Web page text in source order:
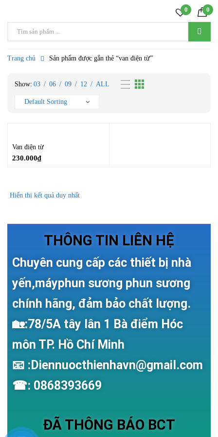
0 0
Trang chủ Sản phẩm được gắn thẻ “van điện từ”
Show: 03 / 06 / 09 / 12 / ALL
Van điện từ
230.000₫
Hiển thị kết quả duy nhất
THÔNG TIN LIÊN HỆ
Chuyên cung cấp các thiết bị nhà
yến,máyphun sương phun sương
chính hãng, đảm bảo chất lượng.
🏡:78/5A tây lân 1 Bà điểm Hóc
môn TP. Hồ Chí Minh
📧 :Diennuocthienhavn@gmail.com
☎: 0868393669
ĐÃ THÔNG BÁO BCT